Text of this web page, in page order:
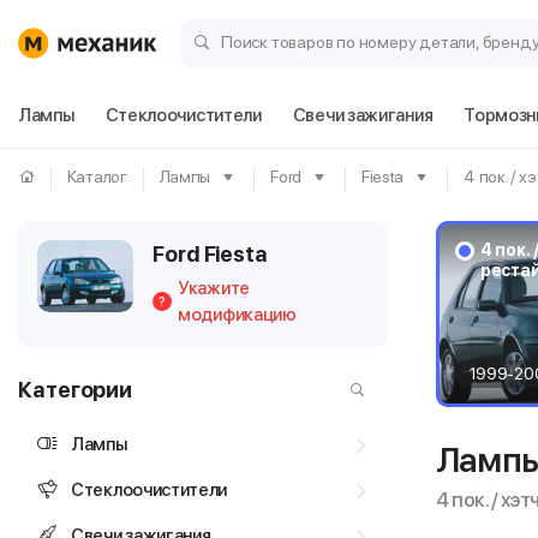
Поиск товаров по номеру детали,
Лампы Стеклоочистители Свечи зажигания
Каталог Лампы Ford Fiesta 4 пок. /
Ford Fiesta
?
Укажите
модификацию
Категории
Лампы
Стеклоочистители
4 пок.
1999-
4 пок. /